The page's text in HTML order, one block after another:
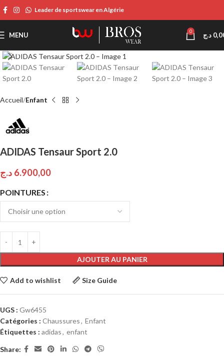
Leader de sportswear en Algérie
MENU 0 د.ج
Accueil Enfant
ADIDAS Tensaur Sport 2.0
6.900,00 د.ج
POINTURES
AJOUTER AU PANIER
Add to wishlist Size Guide
UGS : Gw6455
Catégories : Chaussures, Enfant
Étiquettes : adidas, enfant
Share: